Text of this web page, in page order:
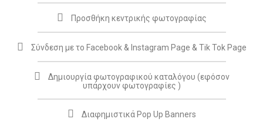
Προσθήκη κεντρικής φωτογραφίας
Σύνδεση με το Facebook & Instagram Page & Tik Tok Page
Δημιουργία φωτογραφικού καταλόγου (εφόσον
υπάρχουν φωτογραφίες )
Διαφημιστικά Pop Up Banners